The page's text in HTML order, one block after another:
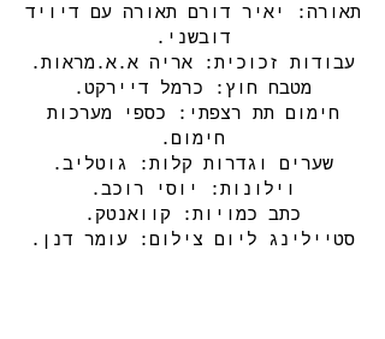
תאורה: יאיר דורם תאורה עם דיויד
דובשני.
עבודות זכוכית: אריה א.א.מראות.
מטבח חוץ: כרמל דיירקט.
חימום תת רצפתי: כספי מערכות
חימום.
שערים וגדרות קלות: גוטליב.
וילונות: יוסי רוכב.
כתב כמויות: קוואנטק.
סטיילינג ליום צילום: עומר דנן.